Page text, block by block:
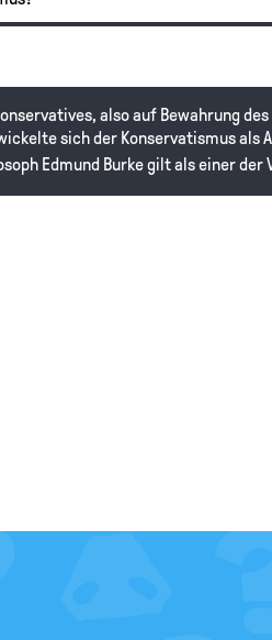
also auf Bewahrung
sich der Konservatismus als
Edmund Burke gilt als einer der